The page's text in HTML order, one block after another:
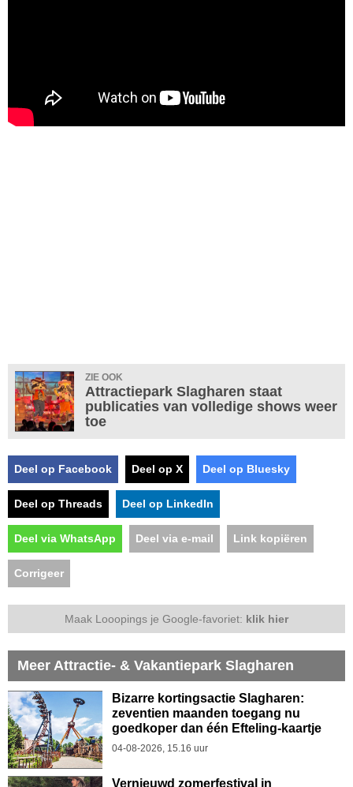
ZIE OOK
Attractiepark Slagharen staat
publicaties van volledige shows weer
toe
Deel op Facebook Deel op X Deel op Bluesky
Deel op Threads Deel op LinkedIn
Deel via WhatsApp Deel via e-mail Link kopiëren
Corrigeer
Maak Looopings je Google-favoriet: klik hier
Meer Attractie- & Vakantiepark Slagharen
Bizarre kortingsactie Slagharen:
zeventien maanden toegang nu
goedkoper dan één Efteling-kaartje
04-08-2026, 15.16 uur
Vernieuwd zomerfestival in